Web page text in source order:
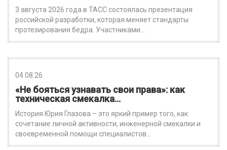
3 августа 2026 года в ТАСС состоялась презентация
российской разработки, которая меняет стандарты
протезирования бедра. Участниками…
04.08.26
«Не бояться узнавать свои права»: как
техническая смекалка…
История Юрия Глазова – это яркий пример того, как
сочетание личной активности, инженерной смекалки и
своевременной помощи специалистов…